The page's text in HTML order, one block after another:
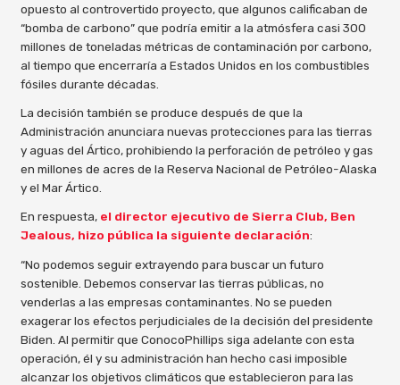
opuesto al controvertido proyecto, que algunos calificaban de
“bomba de carbono” que podría emitir a la atmósfera casi 300
millones de toneladas métricas de contaminación por carbono,
al tiempo que encerraría a Estados Unidos en los combustibles
fósiles durante décadas.
La decisión también se produce después de que la
Administración anunciara nuevas protecciones para las tierras
y aguas del Ártico, prohibiendo la perforación de petróleo y gas
en millones de acres de la Reserva Nacional de Petróleo-Alaska
y el Mar Ártico.
En respuesta, el director ejecutivo de Sierra Club, Ben
Jealous, hizo pública la siguiente declaración:
“No podemos seguir extrayendo para buscar un futuro
sostenible. Debemos conservar las tierras públicas, no
venderlas a las empresas contaminantes. No se pueden
exagerar los efectos perjudiciales de la decisión del presidente
Biden. Al permitir que ConocoPhillips siga adelante con esta
operación, él y su administración han hecho casi imposible
alcanzar los objetivos climáticos que establecieron para las